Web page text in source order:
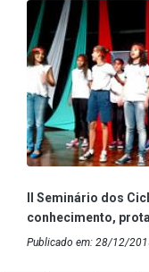
II Seminário dos
conhecimento,
Publicado em: 28/12/